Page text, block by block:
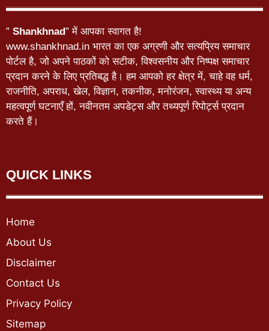
” Shankhnad” में आपका स्वागत है!
www.shankhnad.in भारत का एक अग्रणी और सत्यप्रिय समाचार
पोर्टल है, जो अपने पाठकों को सटीक, विश्वसनीय और निष्पक्ष समाचार
प्रदान करने के लिए प्रतिबद्ध है। हम आपको हर क्षेत्र में, चाहे वह धर्म,
राजनीति, अपराध, खेल, विज्ञान, तकनीक, मनोरंजन, स्वास्थ्य या अन्य
महत्वपूर्ण घटनाएँ हों, नवीनतम अपडेट्स और तथ्यपूर्ण रिपोर्ट्स प्रदान
करते हैं।
QUICK LINKS
Home
About Us
Disclaimer
Contact Us
Privacy Policy
Sitemap